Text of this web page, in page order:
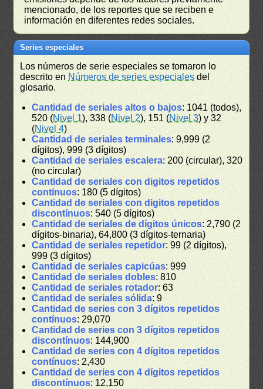
mencionado, de los reportes que se reciben e
información en diferentes redes sociales.
Series especiales
Los números de serie especiales se tomaron lo
descrito en Números de series especiales del
glosario.
Cantidad de seriales altos o bajos: 1041 (todos),
520 (Nivel 1), 338 (Nivel 2), 151 (Nivel 3) y 32
(Nivel 4)
Cantidad de seriales terminales: 9,999 (2
dígitos), 999 (3 dígitos)
Cantidad de seriales escalera: 200 (circular), 320
(no circular)
Cantidad de seriales con digitos repetidos
contínuos: 180 (5 dígitos)
Cantidad de seriales con digitos repetidos
discontínuos: 540 (5 dígitos)
Cantidad de seriales de dígitos únicos: 2,790 (2
dígitos-binaria), 64,800 (3 dígitos-ternaria)
Cantidad de seriales repetidor: 99 (2 dígitos),
999 (3 dígitos)
Cantidad de seriales capicúas: 999
Cantidad de seriales dobles: 810
Cantidad de seriales rotador: 63
Cantidad de seriales sólida: 9
Cantidad de series con 3 dígitos repetidos
contínuos: 29,070
Cantidad de series con 3 dígitos repetidos
discontínuos: 144,900
Cantidad de series con 4 dígitos repetidos
contínuos: 2,430
Cantidad de series con 4 dígitos repetidos
discontínuos: 12,150